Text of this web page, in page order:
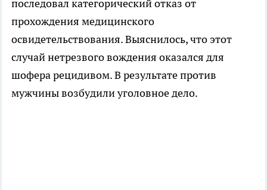
последовал категорический отказ от
прохождения медицинского
освидетельствования. Выяснилось, что этот
случай нетрезвого вождения оказался для
шофера рецидивом. В результате против
мужчины возбудили уголовное дело.